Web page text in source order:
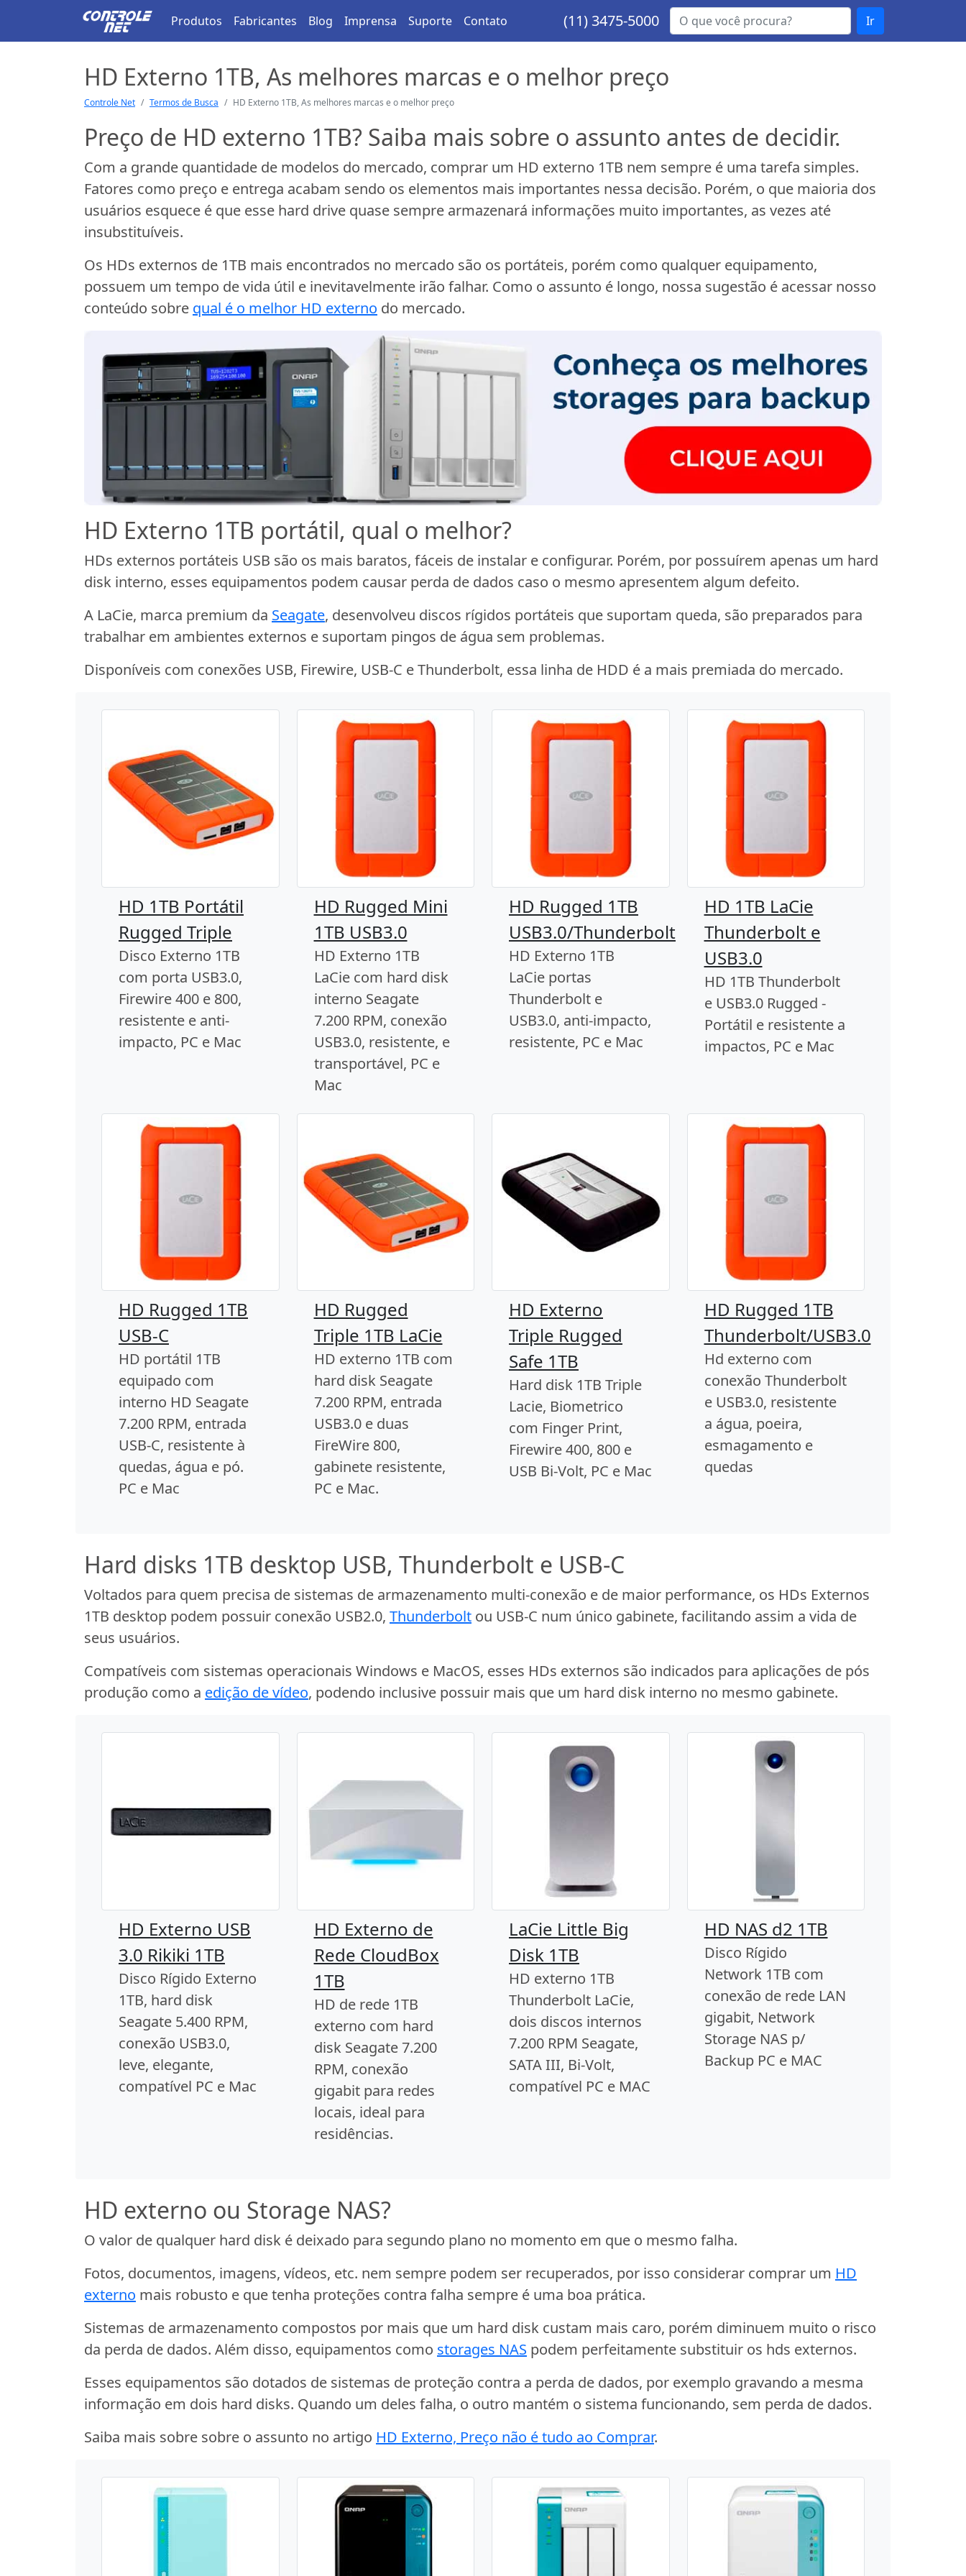
Produtos Fabricantes Blog Imprensa Suporte Contato (11) 3475-5000 Ir
HD Externo 1TB, As melhores marcas e o melhor preço
Controle Net Termos de Busca HD Externo 1TB, As melhores marcas e o melhor preço
Preço de HD externo 1TB? Saiba mais sobre o assunto antes de decidir.
Com a grande quantidade de modelos do mercado, comprar um HD externo 1TB nem sempre é uma tarefa simples.
Fatores como preço e entrega acabam sendo os elementos mais importantes nessa decisão. Porém, o que maioria dos
usuários esquece é que esse hard drive quase sempre armazenará informações muito importantes, as vezes até
insubstituíveis.
Os HDs externos de 1TB mais encontrados no mercado são os portáteis, porém como qualquer equipamento,
possuem um tempo de vida útil e inevitavelmente irão falhar. Como o assunto é longo, nossa sugestão é acessar nosso
conteúdo sobre qual é o melhor HD externo do mercado.
HD Externo 1TB portátil, qual o melhor?
HDs externos portáteis USB são os mais baratos, fáceis de instalar e configurar. Porém, por possuírem apenas um hard
disk interno, esses equipamentos podem causar perda de dados caso o mesmo apresentem algum defeito.
A LaCie, marca premium da Seagate, desenvolveu discos rígidos portáteis que suportam queda, são preparados para
trabalhar em ambientes externos e suportam pingos de água sem problemas.
Disponíveis com conexões USB, Firewire, USB-C e Thunderbolt, essa linha de HDD é a mais premiada do mercado.
HD 1TB Portátil
Rugged Triple
Disco Externo 1TB
com porta USB3.0,
Firewire 400 e 800,
resistente e anti-
impacto, PC e Mac
HD Rugged Mini
1TB USB3.0
HD Externo 1TB
LaCie com hard disk
interno Seagate
7.200 RPM, conexão
USB3.0, resistente, e
transportável, PC e
Mac
HD Rugged 1TB
USB3.0/Thunderbolt
HD Externo 1TB
LaCie portas
Thunderbolt e
USB3.0, anti-impacto,
resistente, PC e Mac
HD 1TB LaCie
Thunderbolt e
USB3.0
HD 1TB Thunderbolt
e USB3.0 Rugged -
Portátil e resistente a
impactos, PC e Mac
HD Rugged 1TB
USB-C
HD portátil 1TB
equipado com
interno HD Seagate
7.200 RPM, entrada
USB-C, resistente à
quedas, água e pó.
PC e Mac
HD Rugged
Triple 1TB LaCie
HD externo 1TB com
hard disk Seagate
7.200 RPM, entrada
USB3.0 e duas
FireWire 800,
gabinete resistente,
PC e Mac.
HD Externo
Triple Rugged
Safe 1TB
Hard disk 1TB Triple
Lacie, Biometrico
com Finger Print,
Firewire 400, 800 e
USB Bi-Volt, PC e Mac
HD Rugged 1TB
Thunderbolt/USB3.0
Hd externo com
conexão Thunderbolt
e USB3.0, resistente
a água, poeira,
esmagamento e
quedas
Hard disks 1TB desktop USB, Thunderbolt e USB-C
Voltados para quem precisa de sistemas de armazenamento multi-conexão e de maior performance, os HDs Externos
1TB desktop podem possuir conexão USB2.0, Thunderbolt ou USB-C num único gabinete, facilitando assim a vida de
seus usuários.
Compatíveis com sistemas operacionais Windows e MacOS, esses HDs externos são indicados para aplicações de pós
produção como a edição de vídeo, podendo inclusive possuir mais que um hard disk interno no mesmo gabinete.
HD Externo USB
3.0 Rikiki 1TB
Disco Rígido Externo
1TB, hard disk
Seagate 5.400 RPM,
conexão USB3.0,
leve, elegante,
compatível PC e Mac
HD Externo de
Rede CloudBox
1TB
HD de rede 1TB
externo com hard
disk Seagate 7.200
RPM, conexão
gigabit para redes
locais, ideal para
residências.
LaCie Little Big
Disk 1TB
HD externo 1TB
Thunderbolt LaCie,
dois discos internos
7.200 RPM Seagate,
SATA III, Bi-Volt,
compatível PC e MAC
HD NAS d2 1TB
Disco Rígido
Network 1TB com
conexão de rede LAN
gigabit, Network
Storage NAS p/
Backup PC e MAC
HD externo ou Storage NAS?
O valor de qualquer hard disk é deixado para segundo plano no momento em que o mesmo falha.
Fotos, documentos, imagens, vídeos, etc. nem sempre podem ser recuperados, por isso considerar comprar um HD
externo mais robusto e que tenha proteções contra falha sempre é uma boa prática.
Sistemas de armazenamento compostos por mais que um hard disk custam mais caro, porém diminuem muito o risco
da perda de dados. Além disso, equipamentos como storages NAS podem perfeitamente substituir os hds externos.
Esses equipamentos são dotados de sistemas de proteção contra a perda de dados, por exemplo gravando a mesma
informação em dois hard disks. Quando um deles falha, o outro mantém o sistema funcionando, sem perda de dados.
Saiba mais sobre sobre o assunto no artigo HD Externo, Preço não é tudo ao Comprar.